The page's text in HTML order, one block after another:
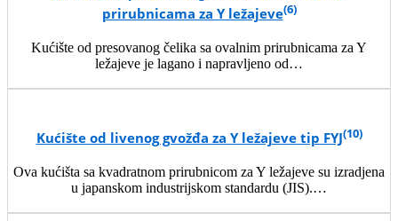
prirubnicama za Y ležajeve(6)
Kućište od presovanog čelika sa ovalnim prirubnicama za Y
ležajeve je lagano i napravljeno od…
Kućište od livenog gvožđa za Y ležajeve tip FYJ(10)
Ova kućišta sa kvadratnom prirubnicom za Y ležajeve su izradjena
u japanskom industrijskom standardu (JIS).…